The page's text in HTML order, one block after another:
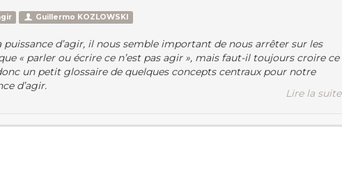
Guillermo KOZLOWSKI
d’agir, il nous semble important de nous arrêter sur les
« parler ou écrire ce n’est pas agir », mais faut-il toujours croire ce
un petit glossaire de quelques concepts centraux pour notre
d’agir.
Lire la suite